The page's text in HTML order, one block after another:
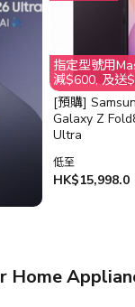
指定型號用
減$600, 及送
子禮券, 數量
止. 不接受取
需要退還贈品
劵$400之價值
[預購]
Galaxy Z
Ultra
低至
HK$15,998.0
Home